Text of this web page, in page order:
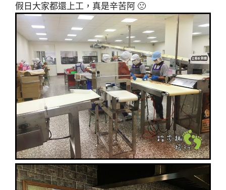
假日大家都還上工，真是辛苦阿 🙁